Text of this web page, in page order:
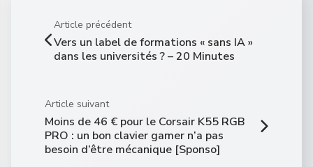
Article précédent
Vers un label de formations « sans IA »
dans les universités ? – 20 Minutes
Article suivant
Moins de 46 € pour le Corsair K55 RGB
PRO : un bon clavier gamer n’a pas
besoin d’être mécanique [Sponso]